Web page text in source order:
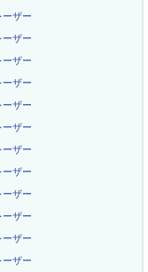
ーザー
ーザー
ーザー
ーザー
ーザー
ーザー
ーザー
ーザー
ーザー
ーザー
ーザー
ーザー